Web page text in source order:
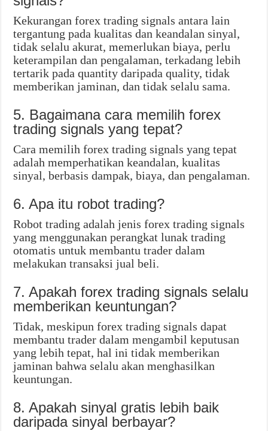
Kekurangan forex trading signals antara lain
tergantung pada kualitas dan keandalan sinyal,
tidak selalu akurat, memerlukan biaya, perlu
keterampilan dan pengalaman, terkadang lebih
tertarik pada quantity daripada quality, tidak
memberikan jaminan, dan tidak selalu sama.
5. Bagaimana cara memilih forex
trading signals yang tepat?
Cara memilih forex trading signals yang tepat
adalah memperhatikan keandalan, kualitas
sinyal, berbasis dampak, biaya, dan pengalaman.
6. Apa itu robot trading?
Robot trading adalah jenis forex trading signals
yang menggunakan perangkat lunak trading
otomatis untuk membantu trader dalam
melakukan transaksi jual beli.
7. Apakah forex trading signals selalu
memberikan keuntungan?
Tidak, meskipun forex trading signals dapat
membantu trader dalam mengambil keputusan
yang lebih tepat, hal ini tidak memberikan
jaminan bahwa selalu akan menghasilkan
keuntungan.
8. Apakah sinyal gratis lebih baik
daripada sinyal berbayar?